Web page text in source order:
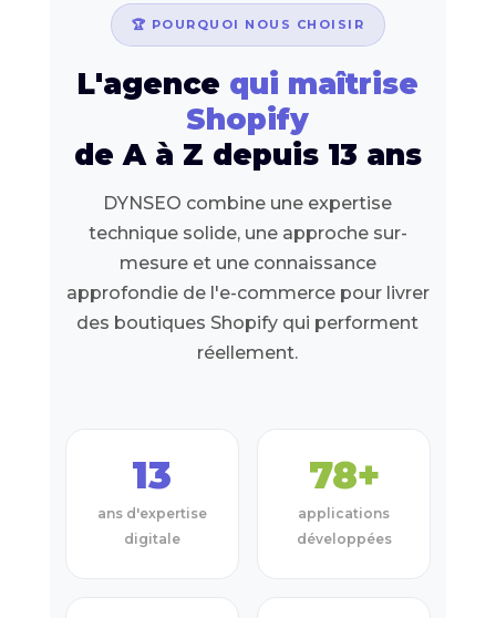
🏆 POURQUOI NOUS CHOISIR
L'agence qui maîtrise
Shopify
de A à Z depuis 13 ans
DYNSEO combine une expertise
technique solide, une approche sur-
mesure et une connaissance
approfondie de l'e-commerce pour livrer
des boutiques Shopify qui performent
réellement.
13
ans d'expertise
digitale
78+
applications
développées